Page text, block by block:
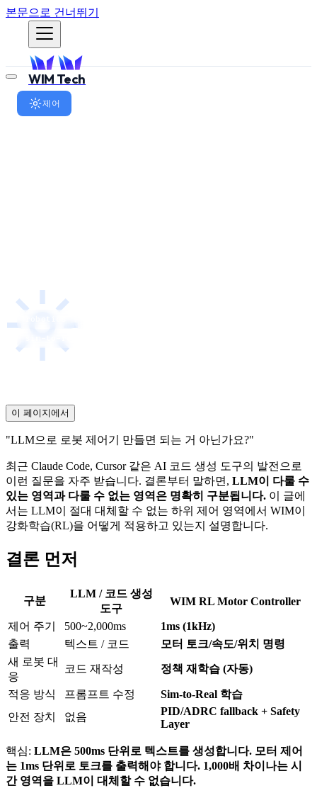
본문으로 건너뛰기
WIM Tech
제어
이 페이지에서
"LLM으로 로봇 제어기 만들면 되는 거 아닌가요?"
최근 Claude Code, Cursor 같은 AI 코드 생성 도구의 발전으로
이런 질문을 자주 받습니다. 결론부터 말하면, LLM이 다룰 수
있는 영역과 다룰 수 없는 영역은 명확히 구분됩니다. 이 글에
서는 LLM이 절대 대체할 수 없는 하위 제어 영역에서 WIM이
강화학습(RL)을 어떻게 적용하고 있는지 설명합니다.
결론 먼저
구분
LLM / 코드 생성
도구
WIM RL Motor Controller
제어 주기 500~2,000ms
1ms (1kHz)
출력
텍스트 / 코드
모터 토크/속도/위치 명령
새 로봇 대
응
코드 재작성 정책 재학습 (자동)
적응 방식 프롬프트 수정
Sim-to-Real 학습
안전 장치
없음
PID/ADRC fallback + Safety
Layer
핵심: LLM은 500ms 단위로 텍스트를 생성합니다. 모터 제어
는 1ms 단위로 토크를 출력해야 합니다. 1,000배 차이나는 시
간 영역을 LLM이 대체할 수 없습니다.